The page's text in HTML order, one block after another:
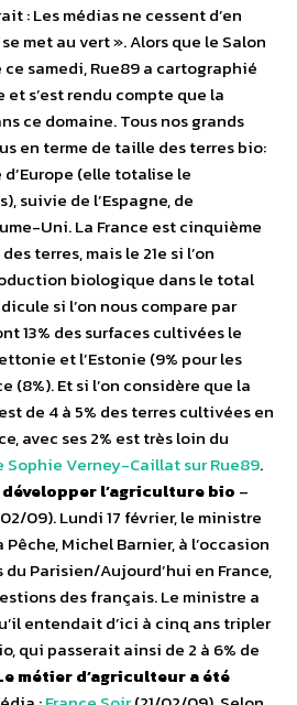
: Les médias ne cessent d’en
met au vert ». Alors que le Salon
ce samedi, Rue89 a cartographié
et s’est rendu compte que la
ce domaine. Tous nos grands
en terme de taille des terres bio:
(elle totalise le
suivie de l’Espagne, de
Uni. La France est cinquième
terres, mais le 21e si l’on
biologique dans le total
si l’on nous compare par
13% des surfaces cultivées le
et l’Estonie (9% pour les
(8%). Et si l’on considère que la
de 4 à 5% des terres cultivées en
avec ses 2% est très loin du
Sophie Verney-Caillat sur Rue89.
l’agriculture bio –
09). Lundi 17 février, le ministre
Michel Barnier, à l’occasion
du Parisien/Aujourd’hui en France,
des français. Le ministre a
entendait d’ici à cinq ans tripler
qui passerait ainsi de 2 à 6% de
métier d’agriculteur a été